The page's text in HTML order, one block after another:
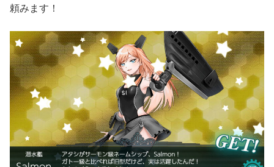
頼みます！